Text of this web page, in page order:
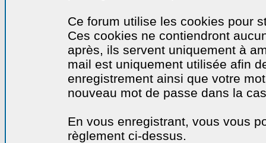
Ce forum utilise les cookies pour
Ces cookies ne contiendront
après, ils servent uniquement à
mail est uniquement utilisée afin
enregistrement ainsi que votre
nouveau mot de passe dans la
En vous enregistrant, vous vous
règlement ci-dessus.